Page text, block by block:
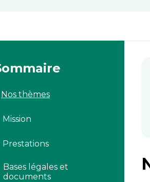
Nos thèmes
Mission
Prestations
Bases légales et
documents